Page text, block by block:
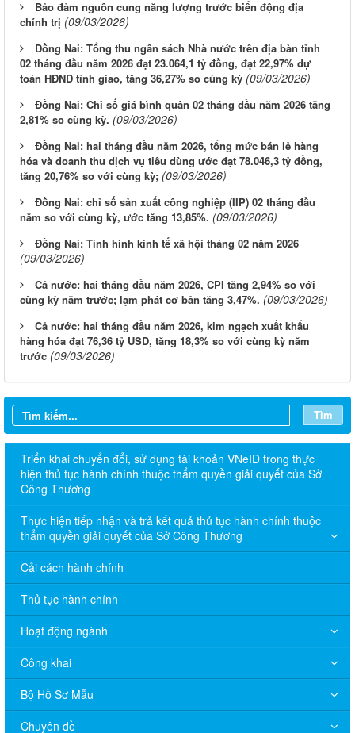
Bảo đảm nguồn cung năng lượng trước biến động địa
chính trị (09/03/2026)
Đồng Nai: Tổng thu ngân sách Nhà nước trên địa bàn tỉnh
02 tháng đầu năm 2026 đạt 23.064,1 tỷ đồng, đạt 22,97% dự
toán HĐND tỉnh giao, tăng 36,27% so cùng kỳ (09/03/2026)
Đồng Nai: Chỉ số giá bình quân 02 tháng đầu năm 2026 tăng
2,81% so cùng kỳ. (09/03/2026)
Đồng Nai: hai tháng đầu năm 2026, tổng mức bán lẻ hàng
hóa và doanh thu dịch vụ tiêu dùng ước đạt 78.046,3 tỷ đồng,
tăng 20,76% so với cùng kỳ; (09/03/2026)
Đồng Nai: chỉ số sản xuất công nghiệp (IIP) 02 tháng đầu
năm so với cùng kỳ, ước tăng 13,85%. (09/03/2026)
Đồng Nai: Tình hình kinh tế xã hội tháng 02 năm 2026
(09/03/2026)
Cả nước: hai tháng đầu năm 2026, CPI tăng 2,94% so với
cùng kỳ năm trước; lạm phát cơ bản tăng 3,47%. (09/03/2026)
Cả nước: hai tháng đầu năm 2026, kim ngạch xuất khẩu
hàng hóa đạt 76,36 tỷ USD, tăng 18,3% so với cùng kỳ năm
trước (09/03/2026)
Tìm
Triển khai chuyển đổi, sử dụng tài khoản VNeID trong thực
hiện thủ tục hành chính thuộc thẩm quyền giải quyết của Sở
Công Thương
Thực hiện tiếp nhận và trả kết quả thủ tục hành chính thuộc
thẩm quyền giải quyết của Sở Công Thương
Cải cách hành chính
Thủ tục hành chính
Hoạt động ngành
Công khai
Bộ Hồ Sơ Mẫu
Chuyên đề